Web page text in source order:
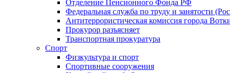
Отделение Пенсионного Фонда РФ
Федеральная служба по труду и занятости
Антитеррористическая комиссия города
Прокурор разъясняет
Транспортная прокуратура
Спорт
Физкультура и спорт
Спортивные сооружения